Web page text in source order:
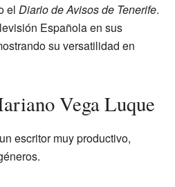
el Diario de Avisos de Tenerife.
Española en sus
su versatilidad en
Vega Luque
escritor muy productivo,